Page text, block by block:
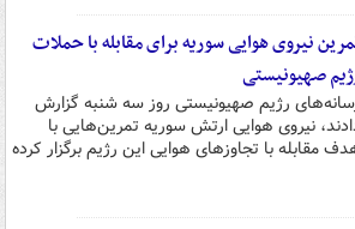
نیروی هوایی سوریه برای مقابله با حملات
صهیونیستی
رژیم صهیونیستی روز سه شنبه گزارش
نیروی هوایی ارتش سوریه تمرین‌هایی با
مقابله با تجاوزهای هوایی این رژیم برگزار کرده